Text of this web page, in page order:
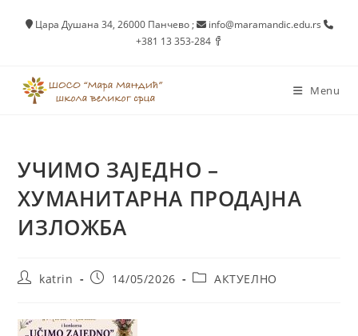
Цара Душана 34, 26000 Панчево;
info@maramandic.edu.rs
+381 13 353-284
Menu
УЧИМО ЗАЈЕДНО –
ХУМАНИТАРНА ПРОДАЈНА
ИЗЛОЖБА
Postkatrin
Post14/05/2026
PostАКТУЕЛНО